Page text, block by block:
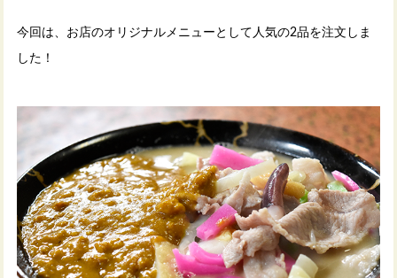
今回は、お店のオリジナルメニューとして人気の2品を注文しま
した！